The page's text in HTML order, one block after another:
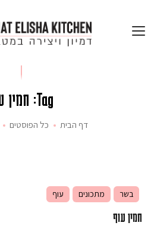
Tag: חמין עוף
דף הבית כל הפוסטים
בשר מתכונים עוף
חמין עוף